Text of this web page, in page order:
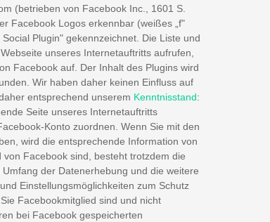
(betrieben von Facebook Inc., 1601 S.
Facebook Logos erkennbar (weißes „f"
Plugin" gekennzeichnet. Die Liste und
Webseite unseres Internetauftritts aufrufen,
Facebook auf. Der Inhalt des Plugins wird
Wir haben daher keinen Einfluss auf
entsprechend unserem Kenntnisstand:
Seite unseres Internetauftritts
Konto zuordnen. Wenn Sie mit den
wird die entsprechende Information von
Facebook sind, besteht trotzdem die
der Datenerhebung und die weitere
Einstellungsmöglichkeiten zum Schutz
Facebookmitglied sind und nicht
bei Facebook gespeicherten